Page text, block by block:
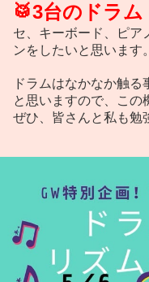
🥁3台のドラム
セ、キーボード、ピア
ンをしたいと思います。
ドラムはなかなか触
と思いますので、この
ぜひ、皆さんと私も勉